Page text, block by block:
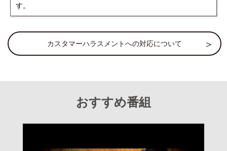
す。
カスタマーハラスメントへの対応について
おすすめ番組